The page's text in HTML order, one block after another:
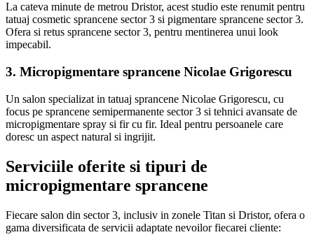
La cateva minute de metrou Dristor, acest studio este renumit pentru
tatuaj cosmetic sprancene sector 3 si pigmentare sprancene sector 3.
Ofera si retus sprancene sector 3, pentru mentinerea unui look
impecabil.
3. Micropigmentare sprancene Nicolae Grigorescu
Un salon specializat in tatuaj sprancene Nicolae Grigorescu, cu
focus pe sprancene semipermanente sector 3 si tehnici avansate de
micropigmentare spray si fir cu fir. Ideal pentru persoanele care
doresc un aspect natural si ingrijit.
Serviciile oferite si tipuri de
micropigmentare sprancene
Fiecare salon din sector 3, inclusiv in zonele Titan si Dristor, ofera o
gama diversificata de servicii adaptate nevoilor fiecarei cliente: